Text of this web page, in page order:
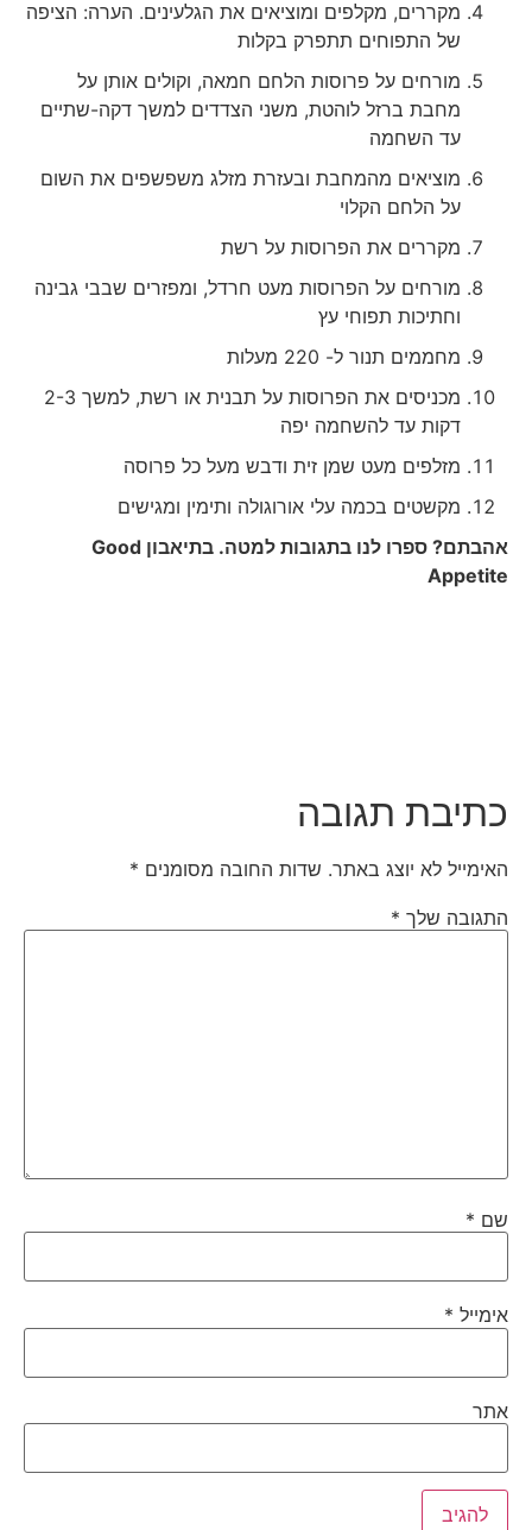
מקררים, מקלפים ומוציאים את הגלעינים. הערה: הציפה
של התפוחים תתפרק בקלות
מורחים על פרוסות הלחם חמאה, וקולים אותן על
מחבת ברזל לוהטת, משני הצדדים למשך דקה-שתיים
עד השחמה
מוציאים מהמחבת ובעזרת מזלג משפשפים את השום
על הלחם הקלוי
מקררים את הפרוסות על רשת
מורחים על הפרוסות מעט חרדל, ומפזרים שבבי גבינה
וחתיכות תפוחי עץ
מחממים תנור ל- 220 מעלות
מכניסים את הפרוסות על תבנית או רשת, למשך 2-3
דקות עד להשחמה יפה
מזלפים מעט שמן זית ודבש מעל כל פרוסה
מקשטים בכמה עלי אורוגולה ותימין ומגישים
אהבתם? ספרו לנו בתגובות למטה. בתיאבוןGood
Appetite
כתיבת תגובה
האימייל לא יוצג באתר. שדות החובה מסומנים*
התגובה שלך*
שם*
אימייל*
אתר